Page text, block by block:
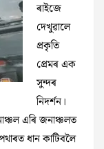
ৰাইজে
দেখুৱালে
প্ৰকৃতি
প্ৰেমৰ এক
সুন্দৰ
নিদৰ্শন।
এৰি জনাঞ্চলত
ধান কাটিবলৈ